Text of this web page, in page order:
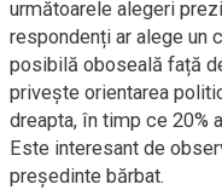
următoarele alegeri
respondenți ar alege un
posibilă oboseală față
privește orientarea
dreapta, în timp ce 20%
Este interesant de
președinte bărbat.